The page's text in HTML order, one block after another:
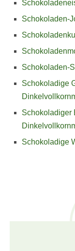
Schokoladen-
Schokoladen-
Schokoladige
Schokoladiger
Schokoladige